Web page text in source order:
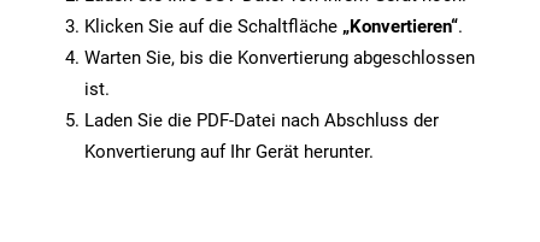
Klicken Sie auf die Schaltfläche „Konvertieren“.
Warten Sie, bis die Konvertierung abgeschlossen
ist.
Laden Sie die PDF-Datei nach Abschluss der
Konvertierung auf Ihr Gerät herunter.